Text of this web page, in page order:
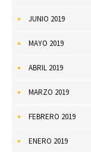
JUNIO 2019
MAYO 2019
ABRIL 2019
MARZO 2019
FEBRERO 2019
ENERO 2019